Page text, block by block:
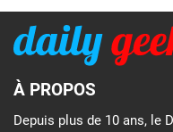
À PROPOS
Depuis plus de 10 ans, le